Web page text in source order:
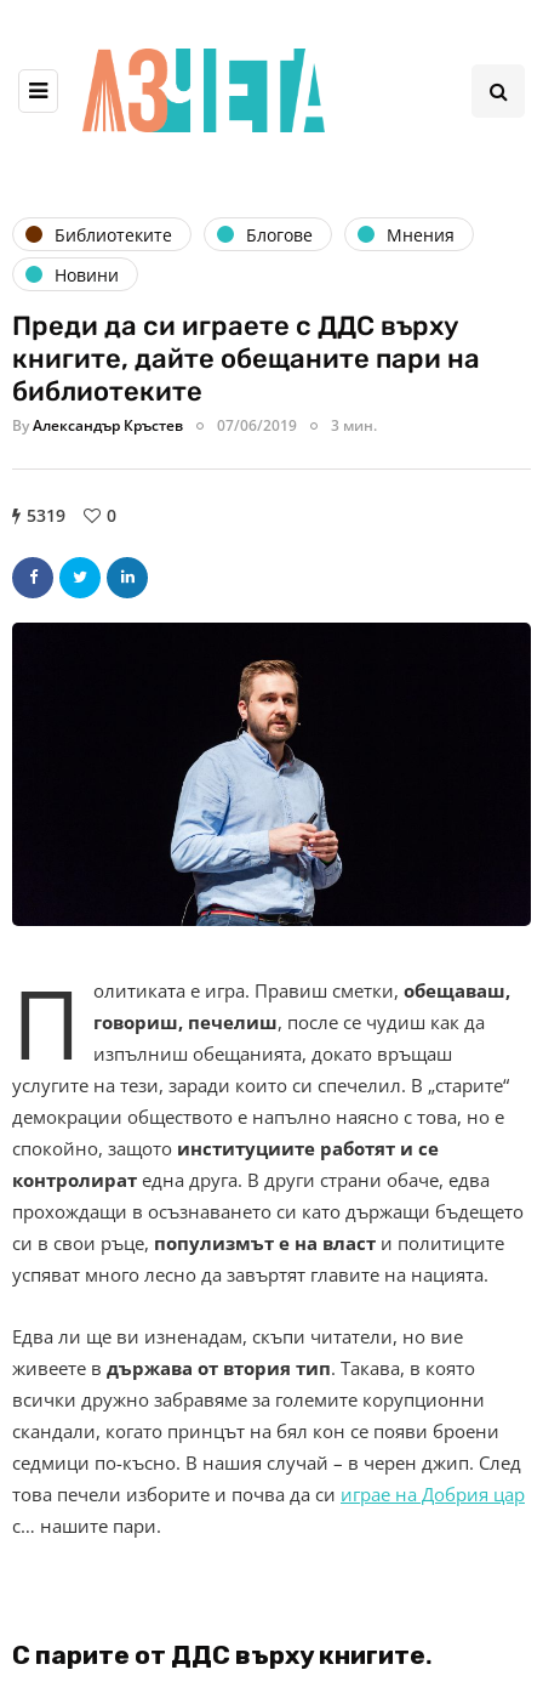
Библиотеките Блогове
Мнения
Новини
Преди да си играете с ДДС върху
книгите, дайте обещаните пари на
библиотеките
ByАлександър Кръстев 07/06/2019 3 мин.
5319 0
П олитиката е игра. Правиш сметки, обещаваш,
говориш, печелиш, после се чудиш как да
изпълниш обещанията, докато връщаш
услугите на тези, заради които си спечелил. В „старите“
демокрации обществото е напълно наясно с това, но е
спокойно, защото институциите работят и се
контролират една друга. В други страни обаче, едва
прохождащи в осъзнаването си като държащи бъдещето
си в свои ръце, популизмът е на власт и политиците
успяват много лесно да завъртят главите на нацията.
Едва ли ще ви изненадам, скъпи читатели, но вие
живеете в държава от втория тип. Такава, в която
всички дружно забравяме за големите корупционни
скандали, когато принцът на бял кон се появи броени
седмици по-късно. В нашия случай – в черен джип. След
това печели изборите и почва да си играе на Добрия цар
с… нашите пари.
С парите от ДДС върху книгите.